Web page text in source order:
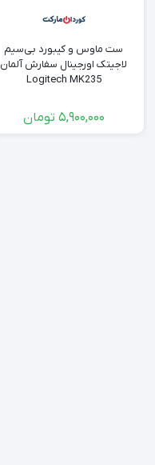
ست ماوس و کیبورد بی‌سیم
لاجیتک اورجینال سفارش آلمان
Logitech MK235
5,900,000 تومان